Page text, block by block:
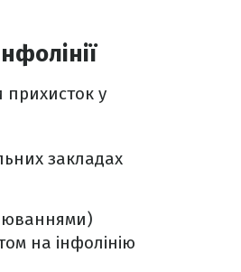
у
закладах
на інфолінію